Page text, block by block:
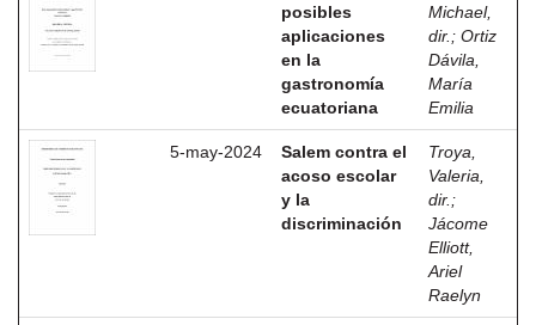
posibles
aplicaciones
en la
gastronomía
ecuatoriana
Michael,
dir. ; Ortiz
Dávila,
María
Emilia
5-may-2024
Salem contra el
acoso escolar
y la
discriminación
Troya,
Valeria,
dir. ;
Jácome
Elliott,
Ariel
Raelyn